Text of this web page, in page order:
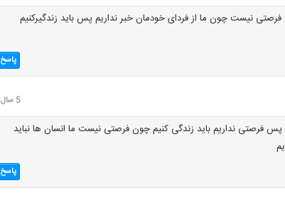
نیست چون ما از فردای خودمان خبر نداریم پس باید زندگیرکنیم
پاسخ
5 سال قبل
پس فرصتی نداریم باید زندگی کنیم چون فرصتی نیست ما انسان ها نباید
پاسخ